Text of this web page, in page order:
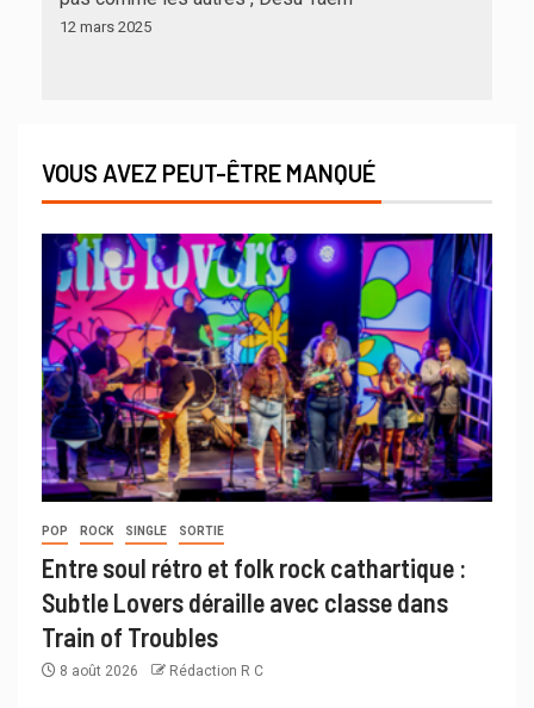
12 mars 2025
VOUS AVEZ PEUT-ÊTRE MANQUÉ
POP ROCK SINGLE SORTIE
Entre soul rétro et folk rock cathartique :
Subtle Lovers déraille avec classe dans
Train of Troubles
8 août 2026 Rédaction R C